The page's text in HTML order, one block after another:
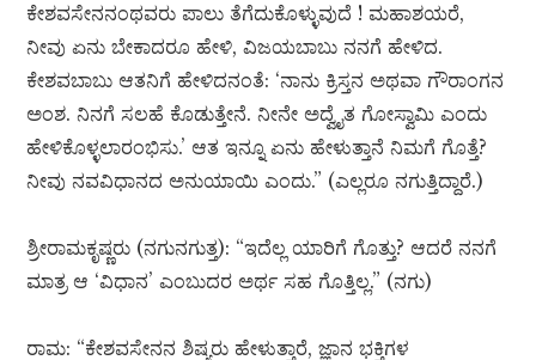
ಕೇಶವಸೇನನಂಥವರು ಪಾಲು ತೆಗೆದುಕೊಳ್ಳುವುದೆ ! ಮಹಾಶಯರೆ,
ನೀವು ಏನು ಬೇಕಾದರೂ ಹೇಳಿ, ವಿಜಯಬಾಬು ನನಗೆ ಹೇಳಿದ.
ಕೇಶವಬಾಬು ಆತನಿಗೆ ಹೇಳಿದನಂತೆ: ‘ನಾನು ಕ್ರಿಸ್ತನ ಅಥವಾ ಗೌರಾಂಗನ
ಅಂಶ. ನಿನಗೆ ಸಲಹೆ ಕೊಡುತ್ತೇನೆ. ನೀನೇ ಅದ್ವೈತ ಗೋಸ್ವಾಮಿ ಎಂದು
ಹೇಳಿಕೊಳ್ಳಲಾರಂಭಿಸು.’ ಆತ ಇನ್ನೂ ಏನು ಹೇಳುತ್ತಾನೆ ನಿಮಗೆ ಗೊತ್ತೆ?
ನೀವು ನವವಿಧಾನದ ಅನುಯಾಯಿ ಎಂದು.” (ಎಲ್ಲರೂ ನಗುತ್ತಿದ್ದಾರೆ.)
ಶ್ರೀರಾಮಕೃಷ್ಣರು (ನಗುನಗುತ್ತ): “ಇದೆಲ್ಲ ಯಾರಿಗೆ ಗೊತ್ತು? ಆದರೆ ನನಗೆ
ಮಾತ್ರ ಆ ‘ವಿಧಾನ’ ಎಂಬುದರ ಅರ್ಥ ಸಹ ಗೊತ್ತಿಲ್ಲ.” (ನಗು)
ರಾಮ: “ಕೇಶವಸೇನನ ಶಿಷ್ಯರು ಹೇಳುತ್ತಾರೆ, ಜ್ಞಾನ ಭಕ್ತಿಗಳ